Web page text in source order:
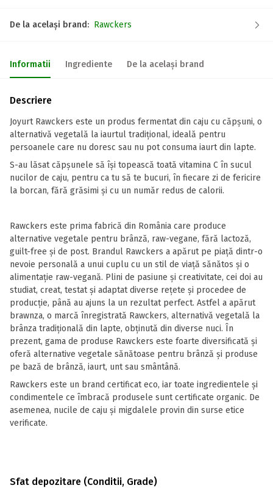
De la același brand: Rawckers
Informatii Ingrediente De la același brand
Descriere
Joyurt Rawckers este un produs fermentat din caju cu căpșuni, o
alternativă vegetală la iaurtul tradițional, ideală pentru
persoanele care nu doresc sau nu pot consuma iaurt din lapte.
S-au lăsat căpșunele să își topească toată vitamina C în sucul
nucilor de caju, pentru ca tu să te bucuri, în fiecare zi de fericire
la borcan, fără grăsimi și cu un număr redus de calorii.
Rawckers este prima fabrică din România care produce
alternative vegetale pentru brânză, raw-vegane, fără lactoză,
guilt-free și de post. Brandul Rawckers a apărut pe piață dintr-o
nevoie personală a unui cuplu cu un stil de viață sănătos și o
alimentație raw-vegană. Plini de pasiune și creativitate, cei doi au
studiat, creat, testat și adaptat diverse rețete și procedee de
producție, până au ajuns la un rezultat perfect. Astfel a apărut
brawnza, o marcă înregistrată Rawckers, alternativă vegetală la
brânza tradițională din lapte, obținută din diverse nuci. În
prezent, gama de produse Rawckers este foarte diversificată și
oferă alternative vegetale sănătoase pentru brânză și produse
pe bază de brânză, iaurt, unt sau smântână.
Rawckers este un brand certificat eco, iar toate ingredientele și
condimentele ce îmbracă produsele sunt certificate organic. De
asemenea, nucile de caju și migdalele provin din surse etice
verificate.
Sfat depozitare (Conditii, Grade)